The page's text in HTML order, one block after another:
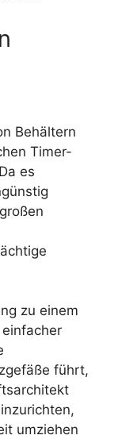
Behältern
Timer-
es
zu einem
führt,
umziehen